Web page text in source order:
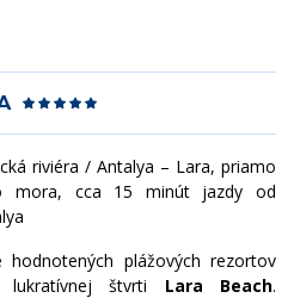
riviéra / Antalya – Lara, priamo
mora, cca 15 minút jazdy od
hodnotených plážových rezortov
lukratívnej štvrti Lara Beach.